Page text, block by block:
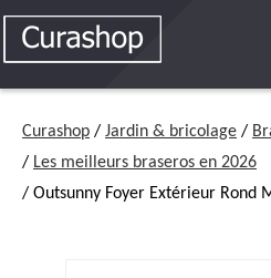
Curashop / Jardin & bricolage /
/ Les meilleurs braseros en 2026
/ Outsunny Foyer Extérieur Rond